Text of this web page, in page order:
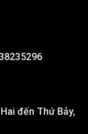
đến Thứ Bảy,